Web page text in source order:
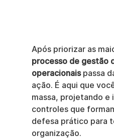
Após priorizar as
processo de gestão
operacionais passa
ação. É aqui que
massa, projetando e
controles que
defesa prático para
organização.